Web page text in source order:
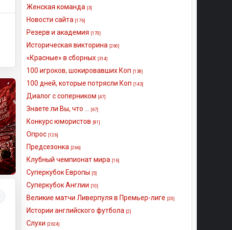
Женская команда [3]
Новости сайта [176]
Резерв и академия [170]
Историческая викторина [260]
«Красные» в сборных [314]
100 игроков, шокировавших Коп [138]
100 дней, которые потрясли Коп [143]
Диалог с соперником [47]
Знаете ли Вы, что ... [67]
Конкурс юмористов [81]
Опрос [126]
Предсезонка [266]
Клубный чемпионат мира [16]
Суперкубок Европы [5]
Суперкубок Англии [10]
Великие матчи Ливерпуля в Премьер-лиге [20]
Истории английского футбола [2]
Слухи [2624]